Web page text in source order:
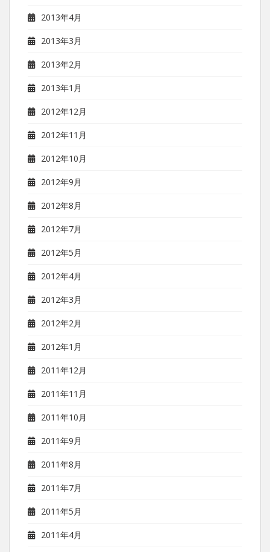
2013年4月
2013年3月
2013年2月
2013年1月
2012年12月
2012年11月
2012年10月
2012年9月
2012年8月
2012年7月
2012年5月
2012年4月
2012年3月
2012年2月
2012年1月
2011年12月
2011年11月
2011年10月
2011年9月
2011年8月
2011年7月
2011年5月
2011年4月